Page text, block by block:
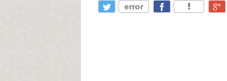
error